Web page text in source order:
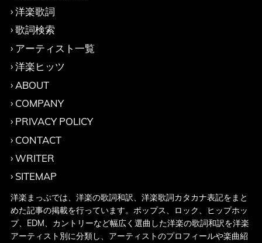
洋楽歌詞
歌詞検索
アーティスト一覧
洋楽ヒッツ
ABOUT
COMPANY
PRIVACY POLICY
CONTACT
WRITER
SITEMAP
洋楽まっぷでは、洋楽の歌詞和訳、洋楽歌詞カタカナ表記をまと
めた記事の掲載を行っています。ポップス、ロック、ヒップホッ
プ、EDM、カントリーなど幅広く選曲した洋楽の歌詞和訳を洋楽
アーティスト別に分類し、アーティストのプロフィールや楽曲紹